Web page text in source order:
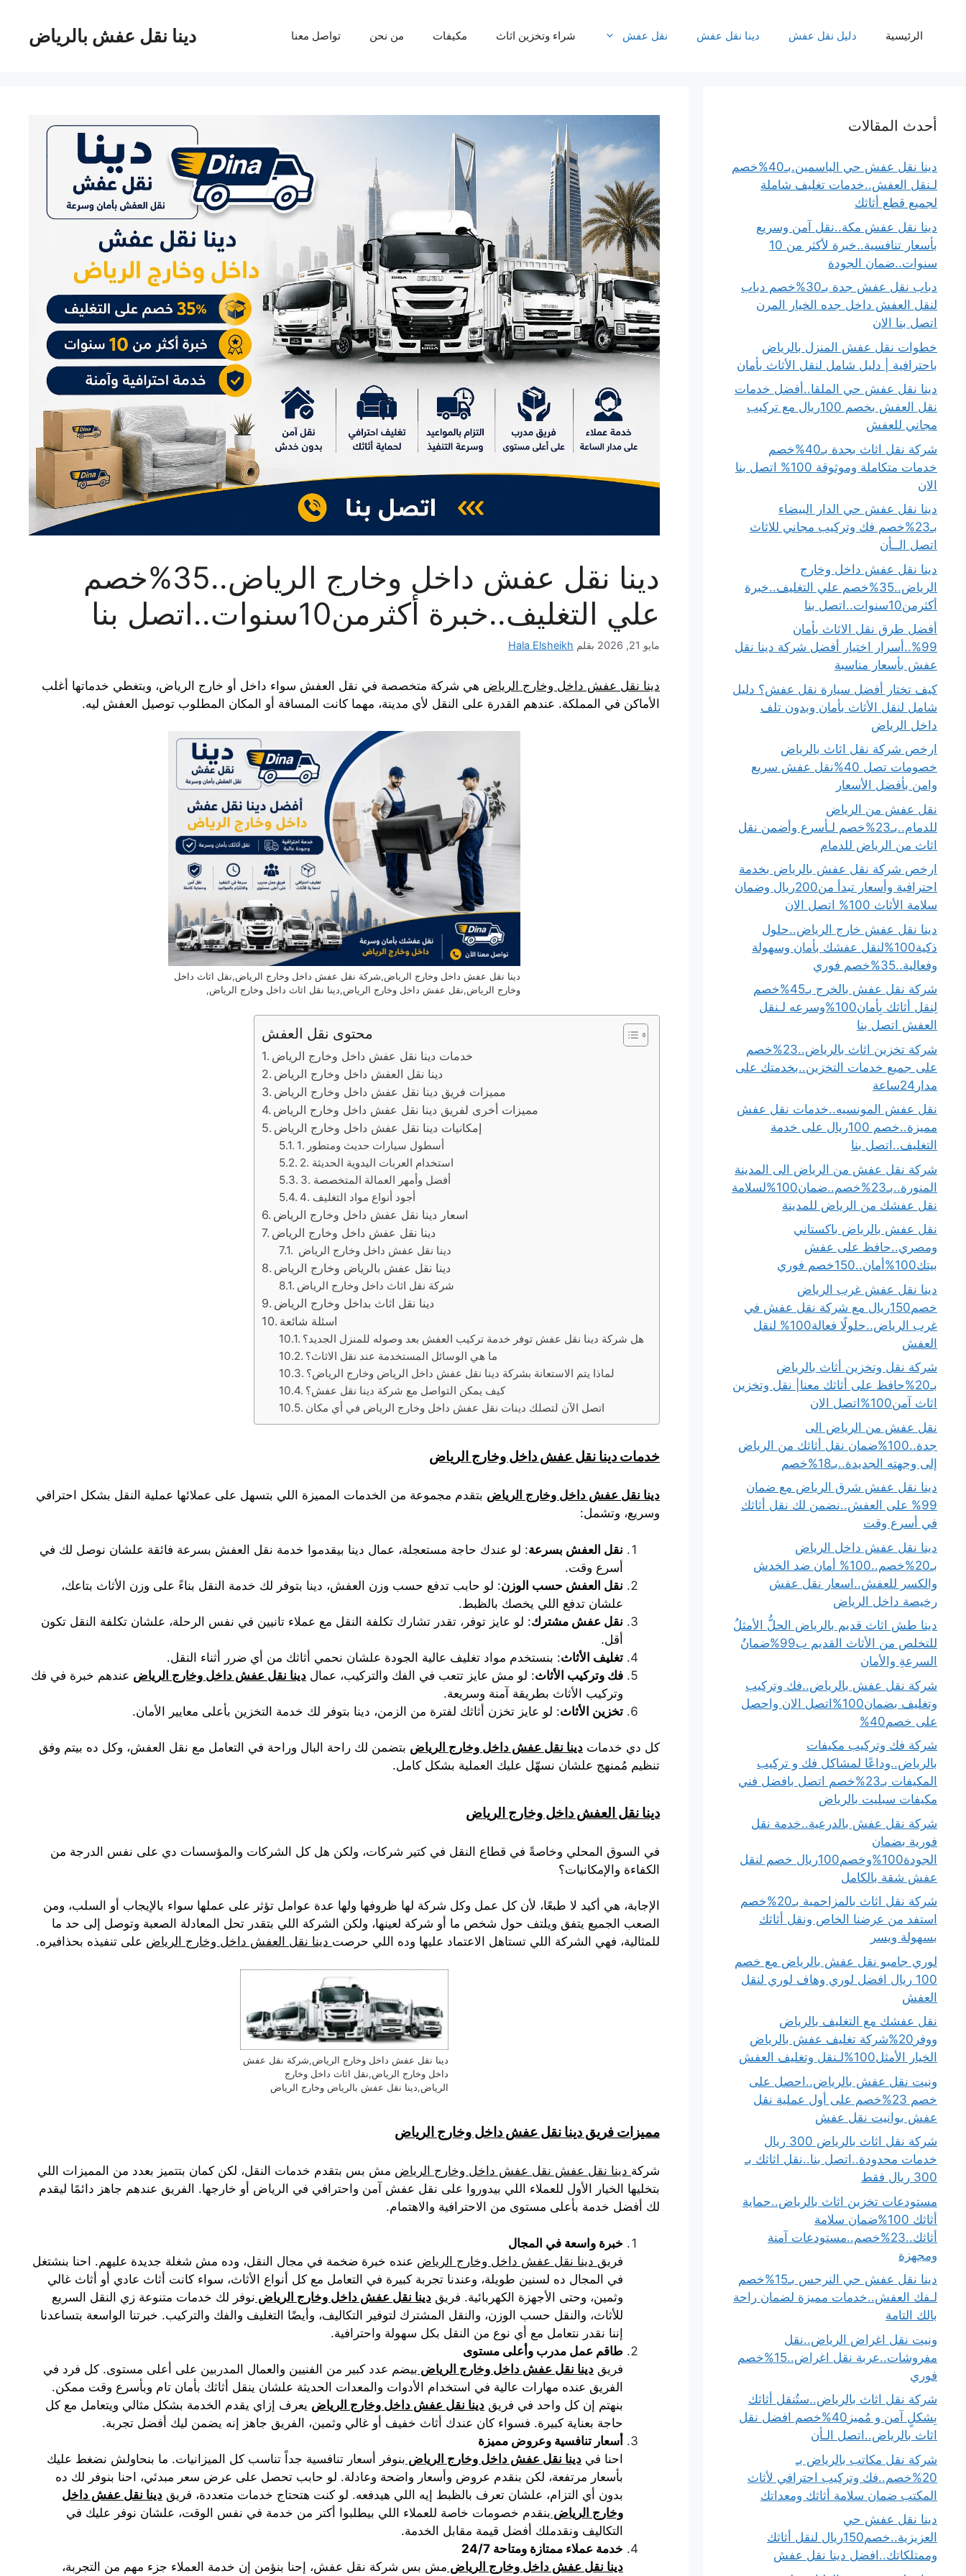
دينا نقل عفش بالرياض الرئيسية دليل نقل عفش دينا نقل عفش نقل عفش شراء وتخزين اثاث مكيفات من نحن تواصل معنا
دينا نقل عفش داخل وخارج الرياض..35%خصم
علي التغليف..خبرة أكثرمن10سنوات..اتصل بنا
مايو 21, 2026 بقلم Hala Elsheikh
دينا نقل عفش داخل وخارج الرياض هي شركة متخصصة في نقل العفش سواء داخل أو خارج الرياض، وبتغطي خدماتها أغلب
الأماكن في المملكة. عندهم القدرة على النقل لأي مدينة، مهما كانت المسافة أو المكان المطلوب توصيل العفش ليه.
دينا نقل عفش داخل وخارج الرياض,شركة نقل عفش داخل وخارج الرياض,نقل اثاث داخل
وخارج الرياض,نقل عفش داخل وخارج الرياض,دينا نقل اثاث داخل وخارج الرياض,
محتوى نقل العفش
خدمات دينا نقل عفش داخل وخارج الرياض
دينا نقل العفش داخل وخارج الرياض
مميزات فريق دينا نقل عفش داخل وخارج الرياض
مميزات أخرى لفريق دينا نقل عفش داخل وخارج الرياض
إمكانيات دينا نقل عفش داخل وخارج الرياض
1. أسطول سيارات حديث ومتطور
2. استخدام العربات اليدوية الحديثة
3. أفضل وأمهر العمالة المتخصصة
4. أجود أنواع مواد التغليف
اسعار دينا نقل عفش داخل وخارج الرياض
دينا نقل عفش داخل وخارج الرياض
دينا نقل عفش داخل وخارج الرياض
دينا نقل عفش بالرياض وخارج الرياض
شركة نقل اثاث داخل وخارج الرياض
اسئلة شائعة
هل شركة دينا نقل عفش توفر خدمة تركيب العفش بعد وصوله للمنزل الجديد؟
ما هي الوسائل المستخدمة عند نقل الاثاث؟
لماذا يتم الاستعانة بشركة دينا نقل عفش داخل الرياض وخارج الرياض؟
كيف يمكن التواصل مع شركة دينا نقل عفش؟
اتصل الآن لتصلك دينات نقل عفش داخل وخارج الرياض في أي مكان
خدمات دينا نقل عفش داخل وخارج الرياض
دينا نقل عفش داخل وخارج الرياض بتقدم مجموعة من الخدمات المميزة اللي بتسهل على عملائها عملية النقل بشكل احترافي
وسريع، وتشمل:
نقل العفش بسرعة: لو عندك حاجة مستعجلة، عمال دينا بيقدموا خدمة نقل العفش بسرعة فائقة علشان نوصل لك في
أسرع وقت.
نقل العفش حسب الوزن: لو حابب تدفع حسب وزن العفش، دينا بتوفر لك خدمة النقل بناءً على وزن الأثاث بتاعك،
علشان تدفع اللي يخصك بالظبط.
نقل عفش مشترك: لو عايز توفر، تقدر تشارك تكلفة النقل مع عملاء تانيين في نفس الرحلة، علشان تكلفة النقل تكون
أقل.
تغليف الأثاث: بنستخدم مواد تغليف عالية الجودة علشان نحمي أثاثك من أي ضرر أثناء النقل.
فك وتركيب الأثاث: لو مش عايز تتعب في الفك والتركيب، عمال دينا نقل عفش داخل وخارج الرياض عندهم خبرة في فك
وتركيب الأثاث بطريقة آمنة وسريعة.
تخزين الأثاث: لو عايز تخزن أثاثك لفترة من الزمن، دينا بتوفر لك خدمة التخزين بأعلى معايير الأمان.
كل دي خدمات دينا نقل عفش داخل وخارج الرياض بتضمن لك راحة البال وراحة في التعامل مع نقل العفش، وكل ده بيتم وفق
تنظيم مُمنهج علشان نسهّل عليك العملية بشكل كامل.
دينا نقل العفش داخل وخارج الرياض
في السوق المحلي وخاصةً في قطاع النقل في كتير شركات، ولكن هل كل الشركات والمؤسسات دي على نفس الدرجة من
الكفاءة والإمكانيات؟
الإجابة، هي أكيد لا طبعًا، لأن كل عمل وكل شركة لها ظروفها ولها عدة عوامل تؤثر على عملها سواء بالإيجاب أو السلب، ومن
الصعب الجميع يتفق ويلتف حول شخص ما أو شركة لعينها، ولكن الشركة اللي بتقدر تحل المعادلة الصعبة وتوصل إلى حد ما
للمثالية، فهي الشركة اللي تستاهل الاعتماد عليها وده اللي حرصت دينا نقل العفش داخل وخارج الرياض على تنفيذه بحذافيره.
دينا نقل عفش داخل وخارج الرياض,شركة نقل عفش
داخل وخارج الرياض,نقل اثاث داخل وخارج
الرياض,دينا نقل عفش بالرياض وخارج الرياض
مميزات فريق دينا نقل عفش داخل وخارج الرياض
شركة دينا نقل عفش نقل عفش داخل وخارج الرياض مش بس بتقدم خدمات النقل، لكن كمان بتتميز بعدد من المميزات اللي
بتخليها الخيار الأول للعملاء اللي بيدوروا على نقل عفش آمن واحترافي في الرياض أو خارجها. الفريق عندهم جاهز دائمًا ليقدم
لك أفضل خدمة بأعلى مستوى من الاحترافية والاهتمام.
خبرة واسعة في المجال
فريق دينا نقل عفش داخل وخارج الرياض عنده خبرة ضخمة في مجال النقل، وده مش شغلة جديدة عليهم. احنا بنشتغل
في المجال ده لسنين طويلة، وعندنا تجربة كبيرة في التعامل مع كل أنواع الأثاث، سواء كانت أثاث عادي أو أثاث غالي
وثمين، وحتى الأجهزة الكهربائية. فريق دينا نقل عفش داخل وخارج الرياض نوفر لك خدمات متنوعة زي النقل السريع
للأثاث، والنقل حسب الوزن، والنقل المشترك لتوفير التكاليف، وأيضًا التغليف والفك والتركيب. خبرتنا الواسعة بتساعدنا
إننا نقدر نتعامل مع أي نوع من النقل بكل سهولة واحترافية.
طاقم عمل مدرب وأعلى مستوى
فريق دينا نقل عفش داخل وخارج الرياض بيضم عدد كبير من الفنيين والعمال المدربين على أعلى مستوى. كل فرد في
الفريق عنده مهارات عالية في استخدام الأدوات والمعدات الحديثة علشان ينقل أثاثك بأمان تام وبأسرع وقت ممكن.
بنهتم إن كل واحد في فريق دينا نقل عفش داخل وخارج الرياض يعرف إزاي يقدم الخدمة بشكل مثالي ويتعامل مع كل
حاجة بعناية كبيرة. فسواء كان عندك أثاث خفيف أو غالي وثمين، الفريق جاهز إنه يضمن ليك أفضل تجربة.
أسعار تنافسية وعروض مميزة
احنا في دينا نقل عفش داخل وخارج الرياض بنوفر أسعار تنافسية جداً تناسب كل الميزانيات. ما بنحاولش نضغط عليك
بأسعار مرتفعة، لكن بنقدم عروض وأسعار واضحة وعادلة. لو حابب تحصل على عرض سعر مبدئي، احنا بنوفر لك ده
بدون أي التزام، علشان تعرف بالظبط إيه اللي هيدفعه. لو كنت هتحتاج خدمات متعددة، فريق دينا نقل عفش داخل
وخارج الرياض بنقدم خصومات خاصة للعملاء اللي بيطلبوا أكتر من خدمة في نفس الوقت، علشان نوفر عليك في
التكاليف ونقدملك أفضل قيمة مقابل الخدمة.
خدمة عملاء ممتازة ومتاحة 24/7
دينا نقل عفش داخل وخارج الرياض مش بس شركة نقل عفش، إحنا بنؤمن إن خدمة العملاء جزء مهم من التجربة،
أحدث المقالات
دينا نقل عفش حي الياسمين.بـ40%خصم
لـنقل العفش..خدمات تغليف شاملة
لجميع قطع أثاثك
دينا نقل عفش مكة..نقل آمن وسريع
بأسعار تنافسية..خبرة لأكثر من 10
سنوات..ضمان الجودة
دباب نقل عفش جدة بـ30%خصم دباب
لنقل العفش داخل جده الخيار المرن
اتصل بنا الان
خطوات نقل عفش المنزل بالرياض
باحترافية | دليل شامل لنقل الأثاث بأمان
دينا نقل عفش حي الملقا..أفضل خدمات
نقل العفش بخصم 100ريال مع تركيب
مجاني للعفش
شركة نقل اثاث بجدة بـ40%خصم
خدمات متكاملة وموثوقة 100% اتصل بنا
الان
دينا نقل عفش حي الدار البيضاء
بـ23%خصم فك وتركيب مجاني للاثاث
اتصل الــأن
دينا نقل عفش داخل وخارج
الرياض..35%خصم علي التغليف..خبرة
أكثرمن10سنوات..اتصل بنا
أفضل طرق نقل الاثاث بأمان
99%..أسرار اختيار أفضل شركة دينا نقل
عفش بأسعار مناسبة
كيف تختار أفضل سيارة نقل عفش؟ دليل
شامل لنقل الأثاث بأمان وبدون تلف
داخل الرياض
ارخص شركة نقل اثاث بالرياض
خصومات تصل 40%نقل عفش سريع
وامن بأفضل الأسعار
نقل عفش من الرياض
للدمام..بـ23%خصم لـأسرع وأضمن نقل
اثاث من الرياض للدمام
ارخص شركة نقل عفش بالرياض بخدمة
احترافية وأسعار تبدأ من200ريال وضمان
سلامة الأثاث 100% اتصل الان
دينا نقل عفش خارج الرياض..حلول
ذكية100%لنقل عفشك بأمان وسهولة
وفعالية..35%خصم فوري
شركة نقل عفش بالخرج بـ45%خصم
لِنقل أثاثك بِأمان100%وسرعه لـنقل
العفش اتصل بنا
شركة تخزين اثاث بالرياض..23%خصم
على جميع خدمات التخزين..بخدمتك على
مدار24ساعة
نقل عفش المونسيه..خدمات نقل عفش
مميزة..خصم 100ريال على خدمة
التغليف..اتصل بنا
شركة نقل عفش من الرياض الى المدينة
المنورة..بـ23%خصم..ضمان100%لسلامة
نقل عفشك من الرياض للمدينة
نقل عفش بالرياض باكستاني
ومصري..حافظ على عفش
بيتك100%أمان..150خصم فوري
دينا نقل عفش غرب الرياض
خصم150ريال مع شركة نقل عفش في
غرب الرياض..حلولًا فعالة100% لنقل
العفش
شركة نقل وتخزين أثاث بالرياض
بـ20%حافظ على أثاثك معنا| نقل وتخزين
اثاث آمن100%اتصل الان
نقل عفش من الرياض الى
جدة..100%ضمان نقل أثاثك من الرياض
إلى وجهته الجديدة..بـ18%خصم
دينا نقل عفش شرق الرياض مع ضمان
99% على العفش..نضمن لك نقل أثاثك
في أسرع وقت
دينا نقل عفش داخل الرياض
بـ20%خصم..100% أمان ضد الخدش
والكسر للعفش..اسعار نقل عفش
رخيصة داخل الرياض
دينا طش اثاث قديم بالرياض الحلُّ الأمثلُ
للتخلص من الأثاث القديم ب99%ضمانُ
السرعةِ والأمان
شركة نقل عفش بالرياض..فك وتركيب
وتغليف بضمان100%اتصل الان واحصل
على خصم40%
شركة فك وتركيب مكيفات
بالرياض..وداعًا لمشاكل فك و تركيب
المكيفات بـ23%خصم اتصل بافضل فني
مكيفات سبليت بالرياض
شركة نقل عفش بالدرعية..خدمة نقل
فورية بضمان
الجودة100%وخصم100ريال خصم لنقل
عفش شقة بالكامل
شركة نقل اثاث بالمزاحمية بـ20%خصم
استفد من عرضنا الخاص ونقل أثاثك
بسهولة ويسر
لوري جامبو نقل عفش بالرياض مع خصم
100 ريال افضل لوري وهاف لوري لنقل
العفش
نقل عفشك مع التغليف بالرياض
ووفر20%شركة تغليف عفش بالرياض
الخيار الأمثل100%لـنقل وتغليف العفش
ونيت نقل عفش بالرياض..احصل على
خصم 23%خصم على أول عملية نقل
عفش بوانيت نقل عفش
شركة نقل اثاث بالرياض 300 ريال
خدمات محدودة..اتصل بنا..نقل اثاثك بـ
300 ريال فقط
مستودعات تخزين اثاث بالرياض..حماية
أثاثك 100%ضمان سلامة
أثاثك..23%خصم..مستودعات آمنة
ومجهزة
دينا نقل عفش حي النرجس بـ15%خصم
لـفك العفش..خدمات مميزة لضمان راحة
بالك التامة
ونيت نقل اغراض الرياض..نقل
مفروشات..عربة نقل اغراض..15%خصم
فوري
شركة نقل اثاث بالرياض..ستُنقل أثاثك
بِشكلٍ آمن و مُميز40%خصم افضل نقل
اثاث بالرياض..اتصل الـأن
شركة نقل مكاتب بالرياض بـ
20%خصم..فك وتركيب احترافي لأثاث
المكتب ضمان سلامة أثاثك ومعداتك
دينا نقل عفش حي
العزيزية..خصم150ريال لنقل أثاثك
وممتلكاتك..افضل دينا نقل عفش